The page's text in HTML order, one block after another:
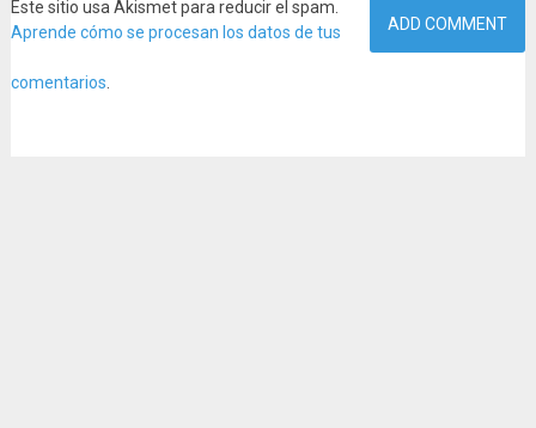
Este sitio usa Akismet para reducir el spam.
Aprende cómo se procesan los datos de tus
comentarios